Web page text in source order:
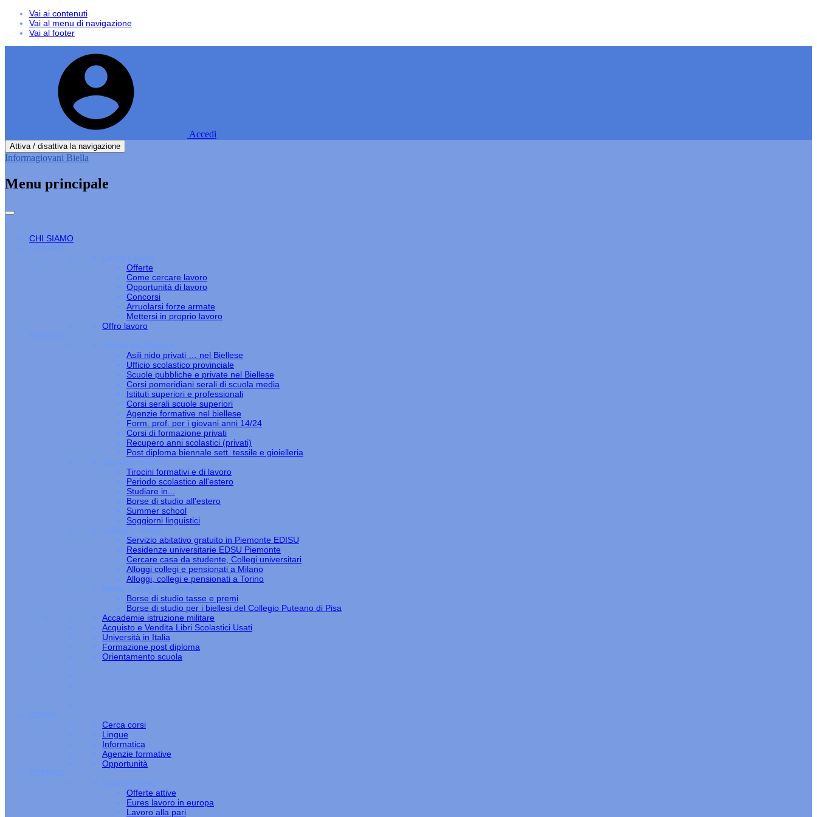
Vai ai contenuti
Vai al menu di navigazione
Vai al footer
Accedi
Attiva / disattiva la navigazione
Informagiovani Biella
Menu principale
CHI SIAMO
LAVORO
Cerco Lavoro
Offerte
Come cercare lavoro
Opportunità di lavoro
Concorsi
Arruolarsi forze armate
Mettersi in proprio lavoro
Offro lavoro
STUDIO
Scuole nel Biellese
Asili nido privati … nel Biellese
Ufficio scolastico provinciale
Scuole pubbliche e private nel Biellese
Corsi pomeridiani serali di scuola media
Istituti superiori e professionali
Corsi serali scuole superiori
Agenzie formative nel biellese
Form. prof. per i giovani anni 14/24
Corsi di formazione privati
Recupero anni scolastici (privati)
Post diploma biennale sett. tessile e gioielleria
Studiare estero
Tirocini formativi e di lavoro
Periodo scolastico all'estero
Studiare in...
Borse di studio all'estero
Summer school
Soggiorni linguistici
Collegi e alloggi
Servizio abitativo gratuito in Piemonte EDISU
Residenze universitarie EDSU Piemonte
Cercare casa da studente, Collegi universitari
Alloggi collegi e pensionati a Milano
Alloggi, collegi e pensionati a Torino
Borse e diritto allo studio
Borse di studio tasse e premi
Borse di studio per i biellesi del Collegio Puteano di Pisa
Accademie istruzione militare
Acquisto e Vendita Libri Scolastici Usati
Università in Italia
Formazione post diploma
Orientamento scuola
CORSI
Cerca corsi
Lingue
Informatica
Agenzie formative
Opportunità
ESTERO
Lavoro estero
Offerte attive
Eures lavoro in europa
Lavoro alla pari